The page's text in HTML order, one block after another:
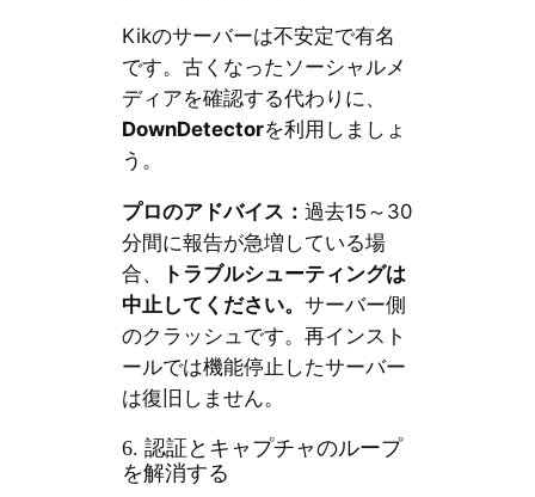
Kikのサーバーは不安定で有名
です。古くなったソーシャルメ
ディアを確認する代わりに、
DownDetectorを利用しましょ
う。
プロのアドバイス： 過去15～30
分間に報告が急増している場
合、
トラブルシューティングは
中止してください。 サーバー側
のクラッシュです。再インスト
ールでは機能停止したサーバー
は復旧しません。
6. 認証とキャプチャのループ
を解消する